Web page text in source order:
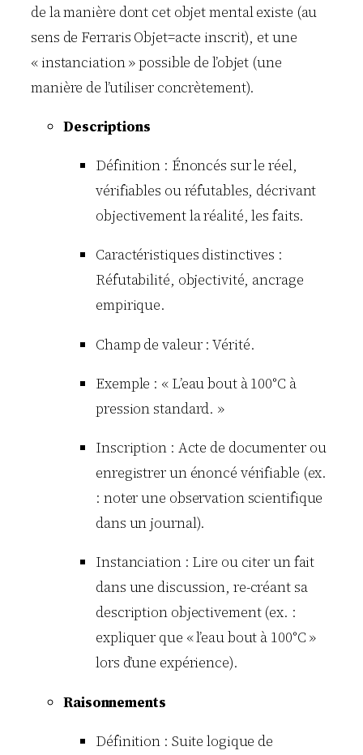
de la manière dont cet objet mental existe (au
sens de Ferraris Objet=acte inscrit), et une
« instanciation » possible de l’objet (une
manière de l’utiliser concrètement).
Descriptions
Définition : Énoncés sur le réel,
vérifiables ou réfutables, décrivant
objectivement la réalité, les faits.
Caractéristiques distinctives :
Réfutabilité, objectivité, ancrage
empirique.
Champ de valeur : Vérité.
Exemple : « L’eau bout à 100°C à
pression standard. »
Inscription : Acte de documenter ou
enregistrer un énoncé vérifiable (ex.
: noter une observation scientifique
dans un journal).
Instanciation : Lire ou citer un fait
dans une discussion, re-créant sa
description objectivement (ex. :
expliquer que « l’eau bout à 100°C »
lors d’une expérience).
Raisonnements
Définition : Suite logique de